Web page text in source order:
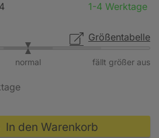
1-4 Werktage
Größentabelle
fällt größer aus
normal
In den Warenkorb